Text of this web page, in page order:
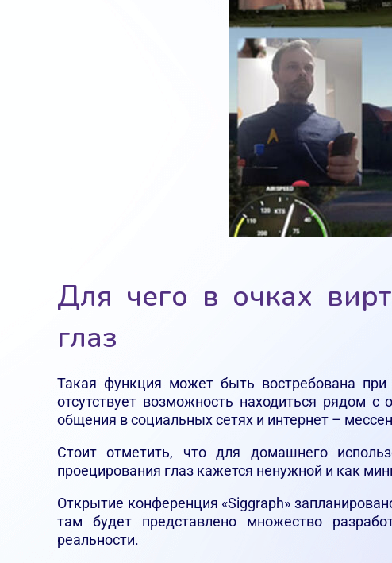
Для чего в очках
глаз
Такая функция может быть востребована при
отсутствует возможность находиться рядом
общения в социальных сетях и интернет –
Стоит отметить, что для домашнего
проецирования глаз кажется ненужной и как
Открытие конференция «Siggraph»
там будет представлено множество
реальности.